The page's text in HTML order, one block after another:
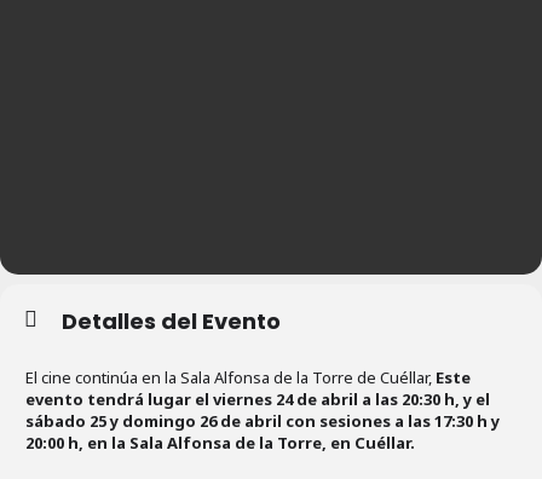
Detalles del Evento
El cine continúa en la Sala Alfonsa de la Torre de Cuéllar, Este
evento tendrá lugar el viernes 24 de abril a las 20:30 h, y el
sábado 25 y domingo 26 de abril con sesiones a las 17:30 h y
20:00 h, en la Sala Alfonsa de la Torre, en Cuéllar.